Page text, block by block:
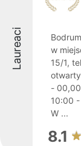
Laureaci
w
15/1,
-
10:00
W ...
8.1